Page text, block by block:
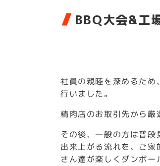
BBQ大会&工
社員の親睦を深めるた
行いました。
精肉店のお取引先から厳
その後、一般の方は普
出来上がる流れを、ご
さん達が楽しくダンボー